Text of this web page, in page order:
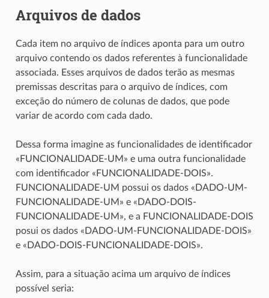
Arquivos de dados
Cada item no arquivo de índices aponta para um outro
arquivo contendo os dados referentes à funcionalidade
associada. Esses arquivos de dados terão as mesmas
premissas descritas para o arquivo de índices, com
exceção do número de colunas de dados, que pode
variar de acordo com cada dado.
Dessa forma imagine as funcionalidades de identificador
«FUNCIONALIDADE-UM» e uma outra funcionalidade
com identificador «FUNCIONALIDADE-DOIS».
FUNCIONALIDADE-UM possui os dados «DADO-UM-
FUNCIONALIDADE-UM» e «DADO-DOIS-
FUNCIONALIDADE-UM», e a FUNCIONALIDADE-DOIS
posui os dados «DADO-UM-FUNCIONALIDADE-DOIS»
e «DADO-DOIS-FUNCIONALIDADE-DOIS».
Assim, para a situação acima um arquivo de índices
possível seria: